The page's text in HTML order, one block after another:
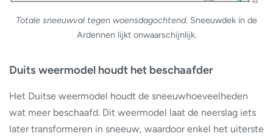
Totale sneeuwval tegen woensdagochtend. Sneeuwdek in de
Ardennen lijkt onwaarschijnlijk.
Duits weermodel houdt het beschaafder
Het Duitse weermodel houdt de sneeuwhoeveelheden
wat meer beschaafd. Dit weermodel laat de neerslag iets
later transformeren in sneeuw, waardoor enkel het uiterste